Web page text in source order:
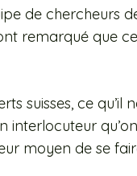
de chercheurs
remarqué que
suisses, ce
interlocuteur
moyen de se